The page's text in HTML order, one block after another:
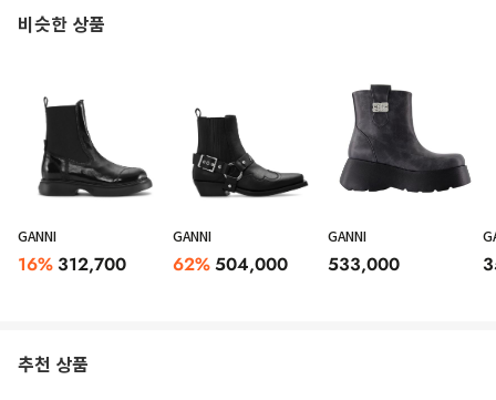
Leather ankle boots with pointed toe, side zipper closure, and heels
비슷한 상품
GANNI
16% 312,700
GANNI
62%504,000
GANNI
533,000
추천 상품